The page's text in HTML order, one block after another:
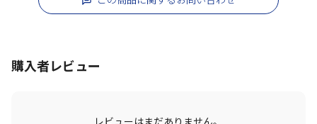
購入者レビュー